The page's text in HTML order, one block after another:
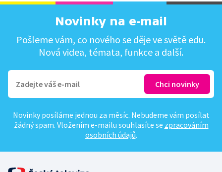
Novinky na e-mail
Pošleme vám, co nového se děje ve světě edu.
Nová videa, témata, funkce a další.
Novinky posíláme jednou za měsíc. Nebudeme vám posílat
žádný spam. Vložením e-mailu souhlasíte se zpracováním
osobních údajů.